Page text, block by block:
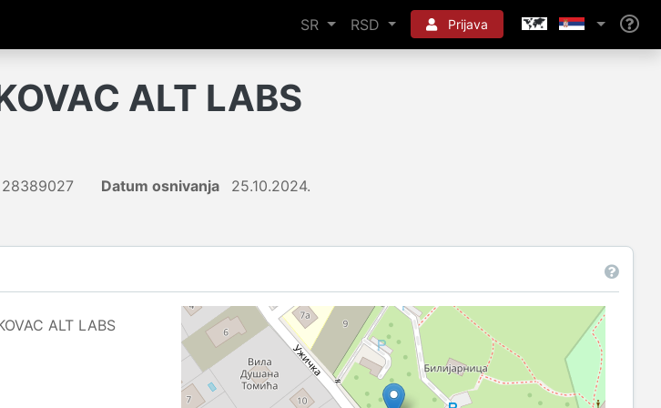
SR RSD Prijava
ALT LABS
28389027 Datum osnivanja 25.10.2024.
ALT LABS